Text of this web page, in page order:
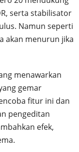
serta stabilisator
Namun seperti
akan menurun jika
menawarkan
gemar
fitur ini dan
pengeditan
efek,